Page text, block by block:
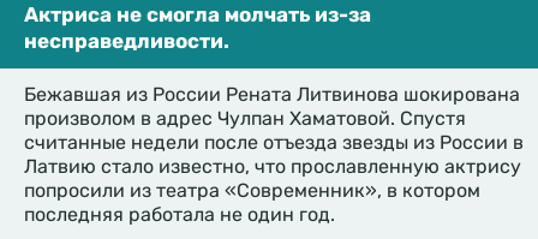
Актриса не смогла молчать из-за
несправедливости.
Бежавшая из России Рената Литвинова шокирована
произволом в адрес Чулпан Хаматовой. Спустя
считанные недели после отъезда звезды из России в
Латвию стало известно, что прославленную актрису
попросили из театра «Современник», в котором
последняя работала не один год.